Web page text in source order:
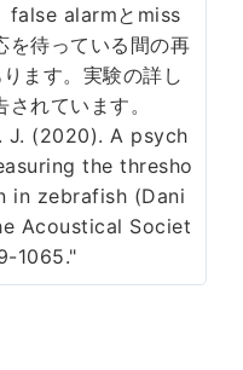
false alarmとmiss
を待っている間の再
ます。実験の詳し
れています。
J. (2020). A psych
the thresho
in zebrafish (Dani
Acoustical Societ
1065."